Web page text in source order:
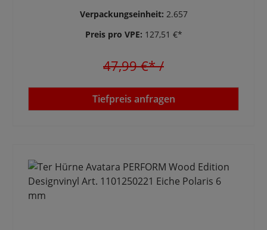
Verpackungseinheit: 2.657
Preis pro VPE: 127,51 €*
47,99 €*/
Tiefpreis anfragen